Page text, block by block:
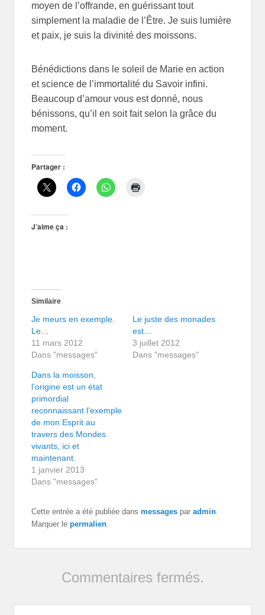
moyen de l’offrande, en guérissant tout
simplement la maladie de l’Être. Je suis lumière
et paix, je suis la divinité des moissons.
Bénédictions dans le soleil de Marie en action
et science de l’immortalité du Savoir infini.
Beaucoup d’amour vous est donné, nous
bénissons, qu’il en soit fait selon la grâce du
moment.
Partager :
J’aime ça :
Similaire
Je meurs en exemple.
Le…
11 mars 2012
Dans "messages"
Le juste des monades
est…
3 juillet 2012
Dans "messages"
Dans la moisson,
l’origine est un état
primordial
reconnaissant l’exemple
de mon Esprit au
travers des Mondes
vivants, ici et
maintenant.
1 janvier 2013
Dans "messages"
Cette entrée a été publiée dansmessages paradmin.
Marquer lepermalien.
Commentaires fermés.